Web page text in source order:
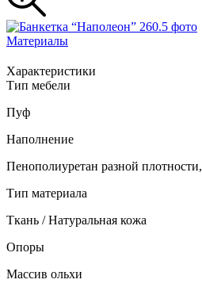
Материалы
Характеристики
Тип мебели
Пуф
Наполнение
Пенополиуретан разной
Тип материала
Ткань / Натуральная кожа
Опоры
Массив ольхи